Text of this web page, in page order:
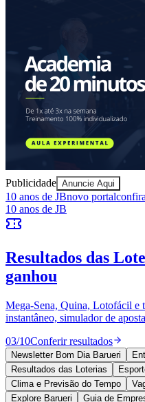
Vitória
Publicidade Anuncie Aqui